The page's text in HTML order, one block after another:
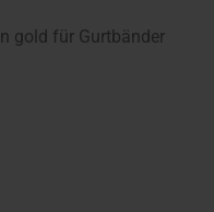
gold für Gurtbänder